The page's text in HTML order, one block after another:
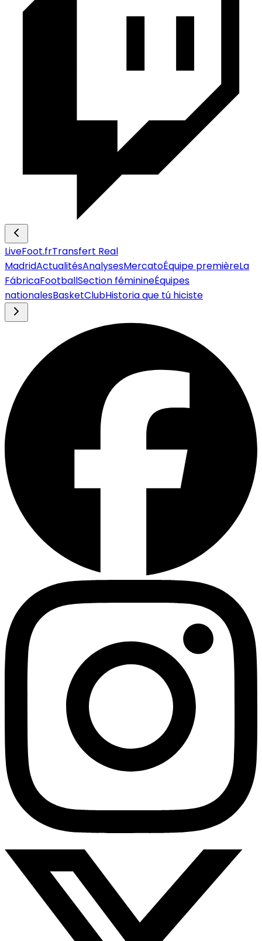
LiveFoot.frTransfert Real
MadridActualitésAnalysesMercatoÉquipe premièreLa
FábricaFootballSection féminineÉquipes
nationalesBasketClubHistoria que tú hiciste